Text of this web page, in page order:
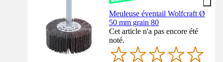
Meuleuse éventail Wolfcraft Ø
50 mm grain 80
Cet article n'a pas encore été
noté.